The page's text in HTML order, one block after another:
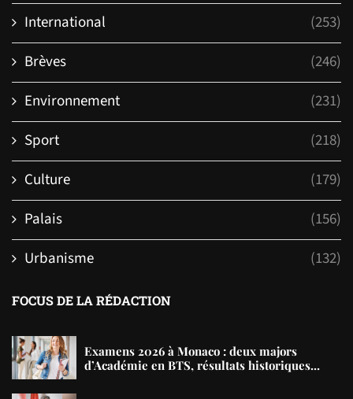
International
(253)
Brèves
(246)
Environnement
(231)
Sport
(218)
Culture
(179)
Palais
(156)
Urbanisme
(132)
FOCUS DE LA RÉDACTION
Examens 2026 à Monaco : deux majors
d’Académie en BTS, résultats historiques...